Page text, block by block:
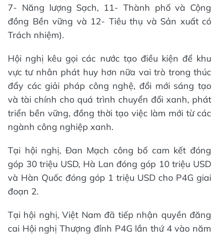
7- Năng lượng Sạch, 11- Thành phố và Cộng
đồng Bền vững và 12- Tiêu thụ và Sản xuất có
Trách nhiệm).
Hội nghị kêu gọi các nước tạo điều kiện để khu
vực tư nhân phát huy hơn nữa vai trò trong thúc
đẩy các giải pháp công nghệ, đổi mới sáng tạo
và tài chính cho quá trình chuyển đổi xanh, phát
triển bền vững, đồng thời tạo việc làm mới từ các
ngành công nghiệp xanh.
Tại hội nghị, Đan Mạch công bố cam kết đóng
góp 30 triệu USD, Hà Lan đóng góp 10 triệu USD
và Hàn Quốc đóng góp 1 triệu USD cho P4G giai
đoạn 2.
Tại hội nghị, Việt Nam đã tiếp nhận quyền đăng
cai Hội nghị Thượng đỉnh P4G lần thứ 4 vào năm